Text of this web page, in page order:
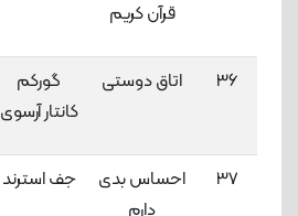
قرآن کریم
36 اتاق دوستی
گورکم
کانتار آرسوی
37
احساس بدی
جف استرند